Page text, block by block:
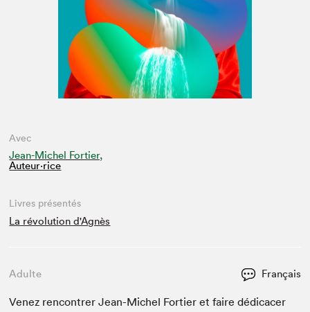
Avec
Jean-Michel Fortier,
Auteur·rice
Livres présentés
La révolution d'Agnès
Adulte Français
Venez ren­con­tr­er Jean-Michel Forti­er et faire dédi­cac­er